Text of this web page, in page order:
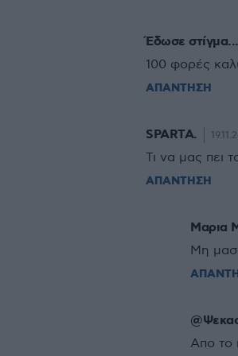
Έδωσε στίγμα...
100 φορές
ΑΠΑΝΤΗΣΗ
SPARTA.
Τι να μας πει
ΑΠΑΝΤΗΣΗ
Μαρια
Μη
Απο το